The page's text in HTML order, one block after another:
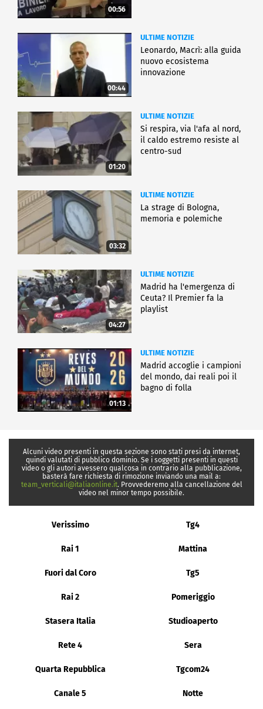
00:56
00:44
ULTIME NOTIZIE
Leonardo, Macrì: alla guida
nuovo ecosistema
innovazione
01:20
ULTIME NOTIZIE
Si respira, via l'afa al nord,
il caldo estremo resiste al
centro-sud
03:32
ULTIME NOTIZIE
La strage di Bologna,
memoria e polemiche
04:27
ULTIME NOTIZIE
Madrid ha l'emergenza di
Ceuta? Il Premier fa la
playlist
01:13
ULTIME NOTIZIE
Madrid accoglie i campioni
del mondo, dai reali poi il
bagno di folla
Alcuni video presenti in questa sezione sono stati presi da internet,
quindi valutati di pubblico dominio. Se i soggetti presenti in questi
video o gli autori avessero qualcosa in contrario alla pubblicazione,
basterà fare richiesta di rimozione inviando una mail a:
team_verticali@italiaonline.it. Provvederemo alla cancellazione del
video nel minor tempo possibile.
Verissimo Tg4
Rai 1 Mattina
Fuori dal Coro Tg5
Rai 2 Pomeriggio
Stasera Italia Studioaperto
Rete 4 Sera
Quarta Repubblica Tgcom24
Canale 5 Notte